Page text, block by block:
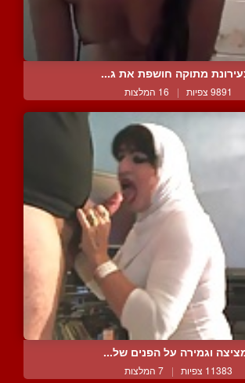
מתוקה חושפת את ג...
9891 צפיות | 16 המלצות
וגמירה על הפנים של...
11383 צפיות | 7 המלצות